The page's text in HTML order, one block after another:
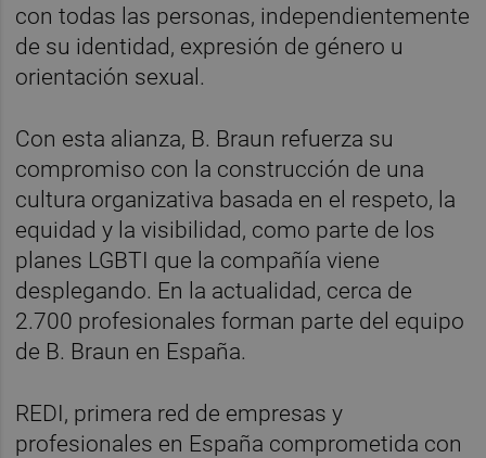
con todas las personas, independientemente
de su identidad, expresión de género u
orientación sexual.
Con esta alianza, B. Braun refuerza su
compromiso con la construcción de una
cultura organizativa basada en el respeto, la
equidad y la visibilidad, como parte de los
planes LGBTI que la compañía viene
desplegando. En la actualidad, cerca de
2.700 profesionales forman parte del equipo
de B. Braun en España.
REDI, primera red de empresas y
profesionales en España comprometida con